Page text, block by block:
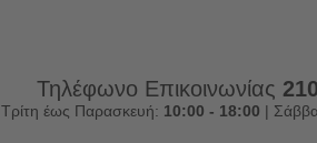
Τηλέφωνο Επικοινωνίας
Τρίτη έως Παρασκευή: 10:00 - 18:00 |